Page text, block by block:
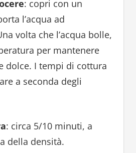
: copri con un
l’acqua ad
volta che l’acqua bolle,
per mantenere
dolce. I tempi di cottura
a seconda degli
: circa 5/10 minuti, a
della densità.